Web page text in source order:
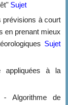
Sujet
prévisions à court
en prenant mieux
Sujet
appliquées à la
- Algorithme de